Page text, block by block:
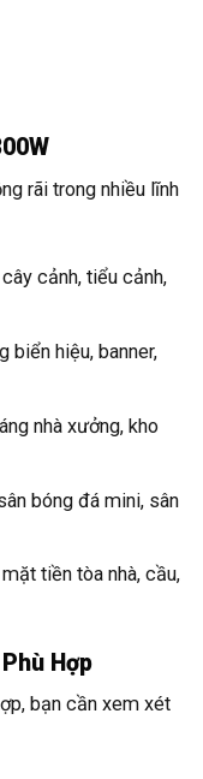
rãi trong nhiều lĩnh
cảnh, tiểu cảnh,
biển hiệu, banner,
nhà xưởng, kho
bóng đá mini, sân
tiền tòa nhà, cầu,
Hợp
bạn cần xem xét